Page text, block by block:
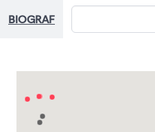
BIOGRAF